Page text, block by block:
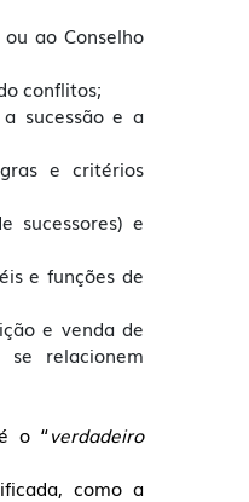
ao Conselho
conflitos;
sucessão e a
e critérios
sucessores) e
e funções de
e venda de
relacionem
o “verdadeiro
como a